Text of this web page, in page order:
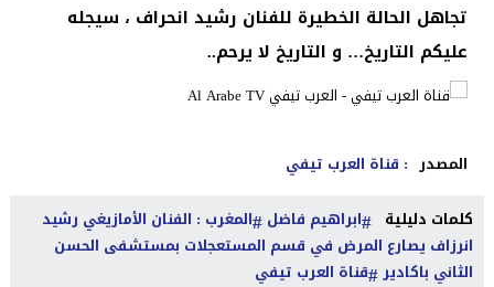
تجاهل الحالة الخطيرة للفنان رشيد انحراف ، سيجله
عليكم التاريخ… و التاريخ لا يرحم..
المصدر : قناة العرب تيفي
كلمات دليلية
ابراهيم فاضل المغرب : الفنان الأمازيغي رشيد
انرزاف يصارع المرض في قسم المستعجلات بمستشفى الحسن
الثاني باكادير قناة العرب تيفي